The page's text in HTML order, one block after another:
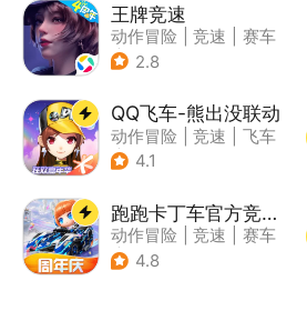
王牌竞速
动作冒险 竞速
赛车
| 漂移
2.8
QQ飞车-熊出没联动
动作冒险 竞速
飞车
| 漂移
4.1
跑跑卡丁车官方竞速版
动作冒险 竞速
赛车
| 跑跑卡丁车
4.8